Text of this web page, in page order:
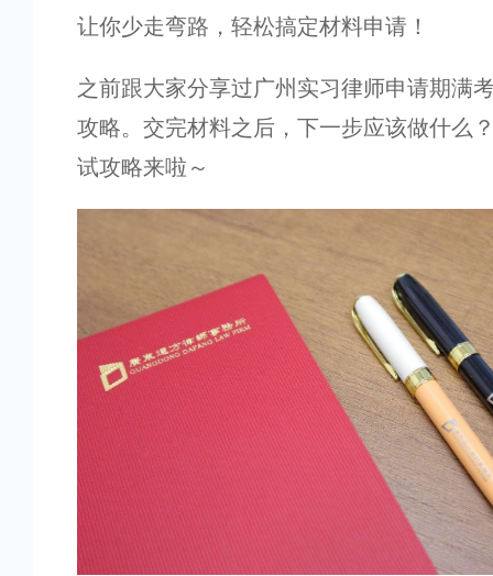
让你少走弯路，轻松搞定材料申请！
之前跟大家分享过广州实习律师申请期满
攻略。交完材料之后，下一步应该做什么
试攻略来啦～